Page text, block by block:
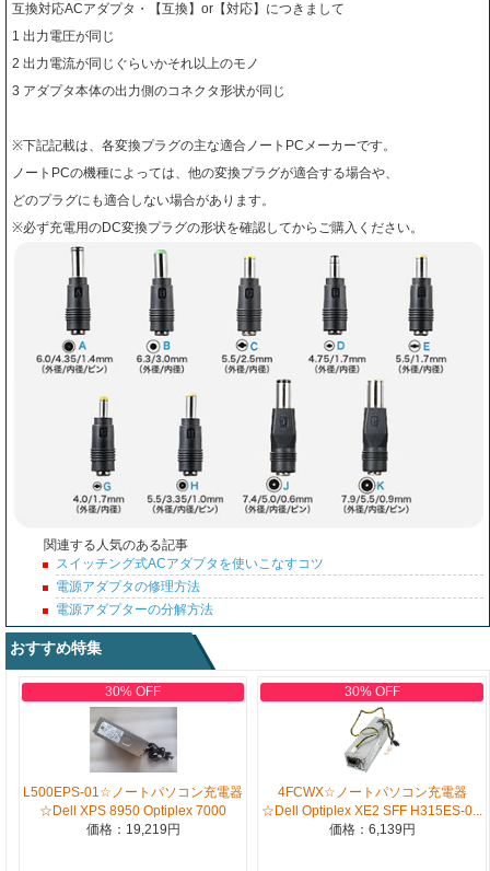
互換対応ACアダプタ・【互換】or【対応】につきまして
1 出力電圧が同じ
2 出力電流が同じぐらいかそれ以上のモノ
3 アダプタ本体の出力側のコネクタ形状が同じ
※下記記載は、各変換プラグの主な適合ノートPCメーカーです。
ノートPCの機種によっては、他の変換プラグが適合する場合や、
どのプラグにも適合しない場合があります。
※必ず充電用のDC変換プラグの形状を確認してからご購入ください。
関連する人気のある記事
スイッチング式ACアダプタを使いこなすコツ
電源アダプタの修理方法
電源アダプターの分解方法
おすすめ特集
30% OFF
L500EPS-01☆ノートパソコン充電器
☆Dell XPS 8950 Optiplex 7000
価格：19,219円
30% OFF
4FCWX☆ノートパソコン充電器
☆Dell Optiplex XE2 SFF H315ES-0...
価格：6,139円